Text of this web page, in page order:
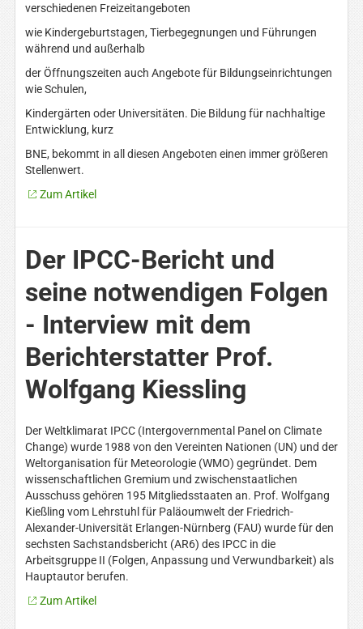
verschiedenen Freizeitangeboten
wie Kindergeburtstagen, Tierbegegnungen und Führungen
während und außerhalb
der Öffnungszeiten auch Angebote für Bildungseinrichtungen
wie Schulen,
Kindergärten oder Universitäten. Die Bildung für nachhaltige
Entwicklung, kurz
BNE, bekommt in all diesen Angeboten einen immer größeren
Stellenwert.
Zum Artikel
Der IPCC-Bericht und
seine notwendigen Folgen
- Interview mit dem
Berichterstatter Prof.
Wolfgang Kiessling
Der Weltklimarat IPCC (Intergovernmental Panel on Climate
Change) wurde 1988 von den Vereinten Nationen (UN) und der
Weltorganisation für Meteorologie (WMO) gegründet. Dem
wissenschaftlichen Gremium und zwischenstaatlichen
Ausschuss gehören 195 Mitgliedsstaaten an. Prof. Wolfgang
Kießling vom Lehrstuhl für Paläoumwelt der Friedrich-
Alexander-Universität Erlangen-Nürnberg (FAU) wurde für den
sechsten Sachstandsbericht (AR6) des IPCC in die
Arbeitsgruppe II (Folgen, Anpassung und Verwundbarkeit) als
Hauptautor berufen.
Zum Artikel